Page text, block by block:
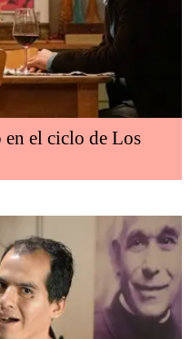
en el ciclo de Los